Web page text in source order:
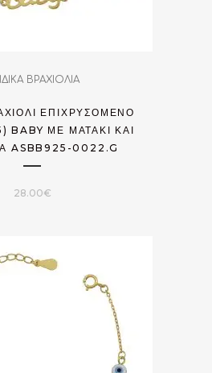
ΒΡΑΧΙΟΛΙΑ
ΕΠΙΧΡΥΣΟΜΈΝΟ
BABY ΜΕ ΜΑΤΆΚΙ ΚΑΙ
ASBB925-0022.G
28.00€